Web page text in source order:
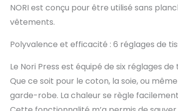
NORI est conçu pour être utilisé sans
vêtements.
Polyvalence et efficacité : 6 réglages de
Le Nori Press est équipé de six réglages
Que ce soit pour le coton, la soie, ou
garde-robe. La chaleur se règle